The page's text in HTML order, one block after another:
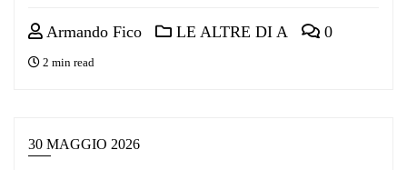
Armando Fico LE ALTRE DI A 0
2 min read
30 MAGGIO 2026